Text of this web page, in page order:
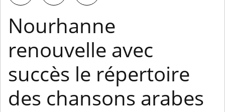
Nourhanne
renouvelle avec
succès le répertoire
des chansons arabes